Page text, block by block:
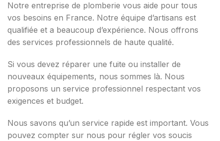
Notre entreprise de plomberie vous aide pour tous
vos besoins en France. Notre équipe d’artisans est
qualifiée et a beaucoup d’expérience. Nous offrons
des services professionnels de haute qualité.
Si vous devez réparer une fuite ou installer de
nouveaux équipements, nous sommes là. Nous
proposons un service professionnel respectant vos
exigences et budget.
Nous savons qu’un service rapide est important. Vous
pouvez compter sur nous pour régler vos soucis